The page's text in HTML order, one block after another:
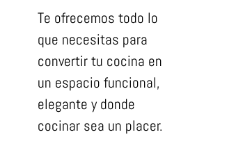
Te ofrecemos todo lo
que necesitas para
convertir tu cocina en
un espacio funcional,
elegante y donde
cocinar sea un placer.